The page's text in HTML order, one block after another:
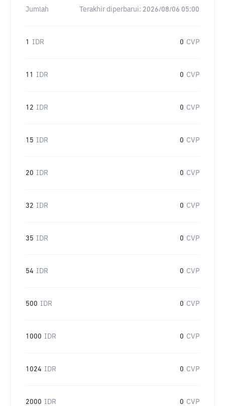
Jumlah Terakhir diperbarui: 2026/08/06 05:00
1 IDR 0 CVP
11 IDR 0 CVP
12 IDR 0 CVP
15 IDR 0 CVP
20 IDR 0 CVP
32 IDR 0 CVP
35 IDR 0 CVP
54 IDR 0 CVP
500 IDR 0 CVP
1000 IDR 0 CVP
1024 IDR 0 CVP
2000 IDR 0 CVP